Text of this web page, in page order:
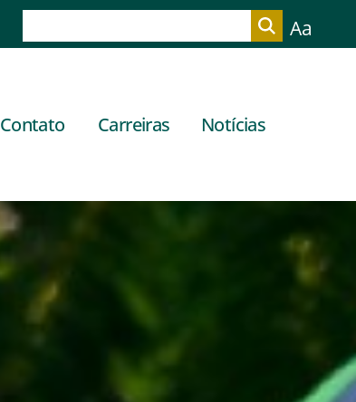
Contato Carreiras Notícias
Aa